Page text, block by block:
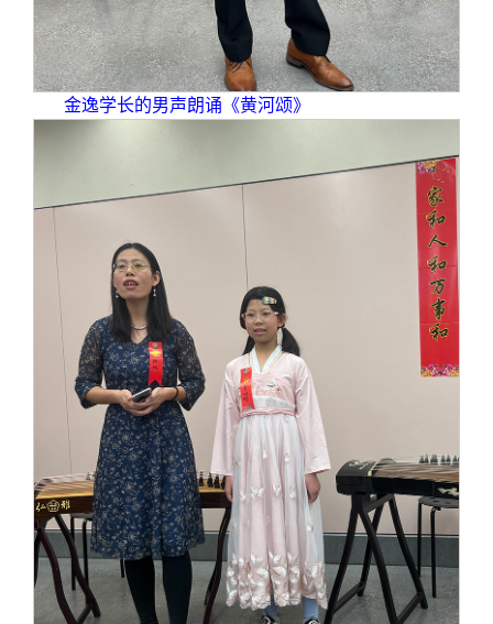
金逸学长的男声朗诵《黄河颂》